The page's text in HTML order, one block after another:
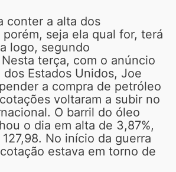
conter a alta dos
seja ela qual for, terá
logo, segundo
terça, com o anúncio
Estados Unidos, Joe
a compra de petróleo
voltaram a subir no
O barril do óleo
o dia em alta de 3,87%,
No início da guerra
estava em torno de